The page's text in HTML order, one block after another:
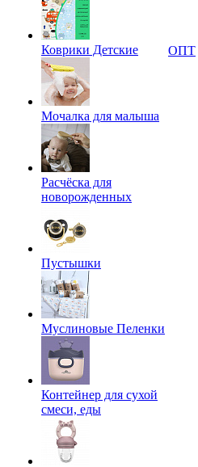
Коврики Детские
Мочалка для малыша
Расчёска для
новорожденных
Пустышки
Муслиновые Пеленки
Контейнер для сухой
смеси, еды
ОПТ